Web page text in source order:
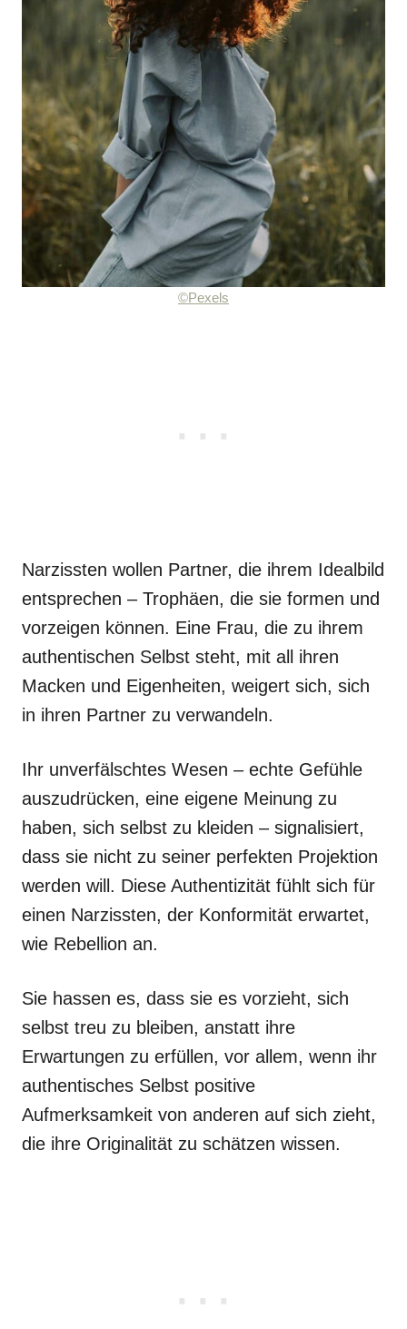
©Pexels
Narzissten wollen Partner, die ihrem Idealbild
entsprechen – Trophäen, die sie formen und
vorzeigen können. Eine Frau, die zu ihrem
authentischen Selbst steht, mit all ihren
Macken und Eigenheiten, weigert sich, sich
in ihren Partner zu verwandeln.
Ihr unverfälschtes Wesen – echte Gefühle
auszudrücken, eine eigene Meinung zu
haben, sich selbst zu kleiden – signalisiert,
dass sie nicht zu seiner perfekten Projektion
werden will. Diese Authentizität fühlt sich für
einen Narzissten, der Konformität erwartet,
wie Rebellion an.
Sie hassen es, dass sie es vorzieht, sich
selbst treu zu bleiben, anstatt ihre
Erwartungen zu erfüllen, vor allem, wenn ihr
authentisches Selbst positive
Aufmerksamkeit von anderen auf sich zieht,
die ihre Originalität zu schätzen wissen.